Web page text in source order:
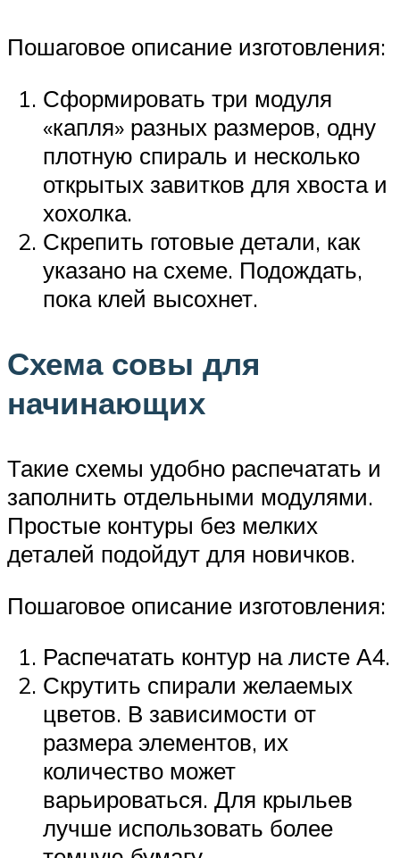
Пошаговое описание изготовления:
Сформировать три модуля
«капля» разных размеров, одну
плотную спираль и несколько
открытых завитков для хвоста и
хохолка.
Скрепить готовые детали, как
указано на схеме. Подождать,
пока клей высохнет.
Схема совы для
начинающих
Такие схемы удобно распечатать и
заполнить отдельными модулями.
Простые контуры без мелких
деталей подойдут для новичков.
Пошаговое описание изготовления:
Распечатать контур на листе А4.
Скрутить спирали желаемых
цветов. В зависимости от
размера элементов, их
количество может
варьироваться. Для крыльев
лучше использовать более